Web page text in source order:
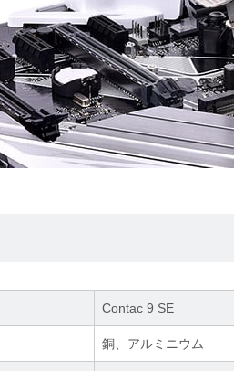
Contac 9 SE
銅、アルミニウム